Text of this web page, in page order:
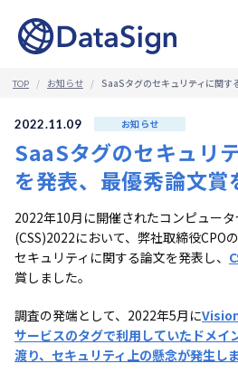
TOP お知らせ SaaSタグのセキュリティに関す
2022.11.09 お知らせ
SaaSタグのセキュリ
を発表、最優秀論文賞
2022年10月に開催されたコンピュー
(CSS)2022において、弊社取締役CPO
セキュリティに関する論文を発表し、
賞しました。
調査の発端として、2022年5月に
サービスのタグで利用していたドメ
渡り、セキュリティ上の懸念が発生し